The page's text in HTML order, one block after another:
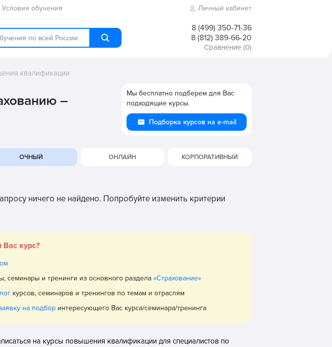
Условия обучения Личный кабинет
8 (499) 350-71-36
8 (812) 389-66-20
Сравнение (0)
квалификации
Мы бесплатно подберем для Вас
подходящие курсы.
Подборка курсов на e-mail
–
ОЧНЫЙ ОНЛАЙН КОРПОРАТИВНЫЙ
ничего не найдено. Попробуйте изменить критерии
курс?
семинары и тренинги из основного раздела«Страхование»
курсов, семинаров и тренингов по темам и отраслям
на подбор интересующего Вас курса/семинара/тренинга
на курсы повышения квалификации для специалистов по